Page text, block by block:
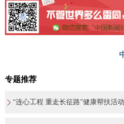
专题推荐
“连心工程 重走长征路”健康帮扶活动